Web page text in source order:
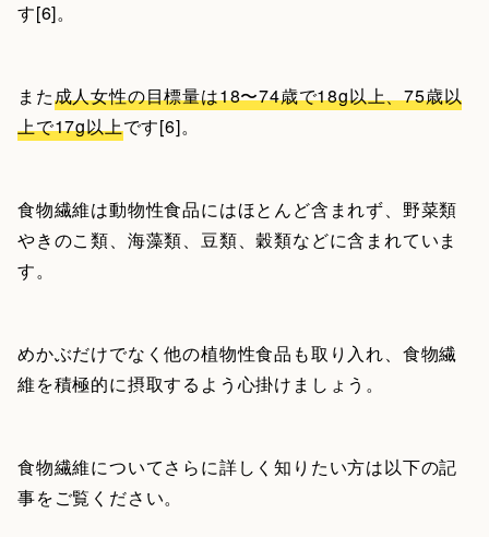
す[6]。
また成人女性の目標量は18〜74歳で18g以上、75歳以
上で17g以上です[6]。
食物繊維は動物性食品にはほとんど含まれず、野菜類
やきのこ類、海藻類、豆類、穀類などに含まれていま
す。
めかぶだけでなく他の植物性食品も取り入れ、食物繊
維を積極的に摂取するよう心掛けましょう。
食物繊維についてさらに詳しく知りたい方は以下の記
事をご覧ください。